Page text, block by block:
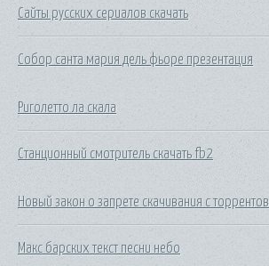
Сайты русских сериалов скачать
Собор санта мария дель фьоре презентация
Риголетто ла скала
Станционный смотритель скачать fb2
Новый закон о запрете скачивания с торрентов
Макс барских текст песни небо